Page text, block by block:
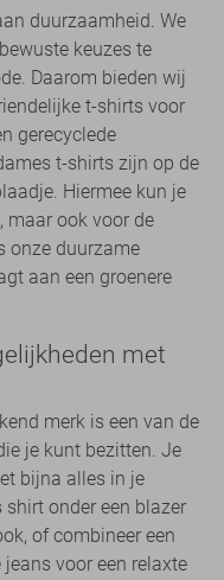
duurzaamheid. We
keuzes te
Daarom bieden wij
t-shirts voor
gerecyclede
t-shirts zijn op de
Hiermee kun je
maar ook voor de
onze duurzame
aan een groenere
met
merk is een van de
je kunt bezitten. Je
bijna alles in je
shirt onder een blazer
of combineer een
voor een relaxte